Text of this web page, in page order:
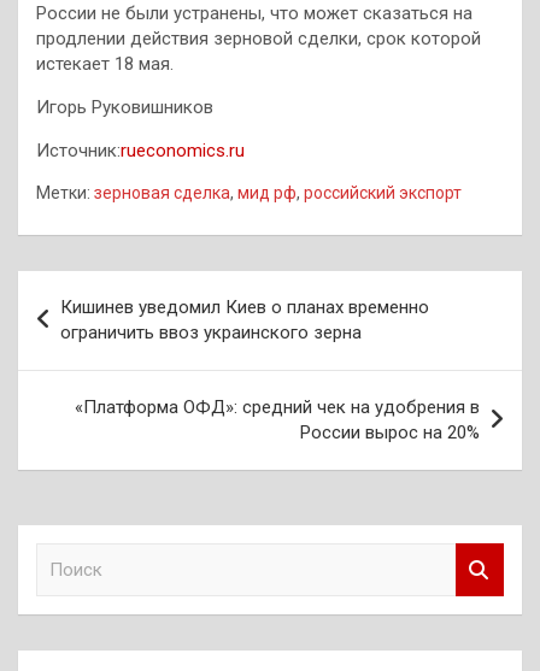
России не были устранены, что может сказаться на
продлении действия зерновой сделки, срок которой
истекает 18 мая.
Игорь Руковишников
Источник:rueconomics.ru
Метки: зерновая сделка, мид рф, российский экспорт
по
записям
Кишинев уведомил Киев о планах временно
ограничить ввоз украинского зерна
«Платформа ОФД»: средний чек на удобрения в
России вырос на 20%
к